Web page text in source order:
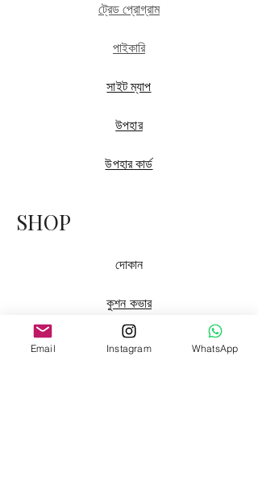
ট্রেড প্রোগ্রাম
পাইকারি
সাইট ম্যাপ
উপহার
উপহার কার্ড
SHOP
দোকান
কুশন কভার
কুশন কম্বোস
Email Instagram WhatsApp